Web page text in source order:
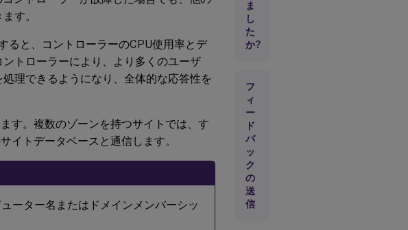
す。
ると、コントローラーのCPU使用率とデ
トローラーにより、より多くのユーザ
理できるようになり、全体的な応答性を
す。複数のゾーンを持つサイトでは、す
イトデータベースと通信します。
ーター名またはドメインメンバーシッ
動
ま
し
た
か?
フ
ィ
ー
ド
バ
ッ
ク
の
送
信